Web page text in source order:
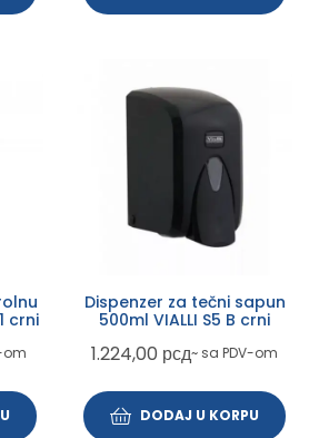
crni
om
Dispenzer za tečni sapun
500ml VIALLI S5 B crni
1.224,00 рсд~ sa PDV-om
DODAJ U KORPU